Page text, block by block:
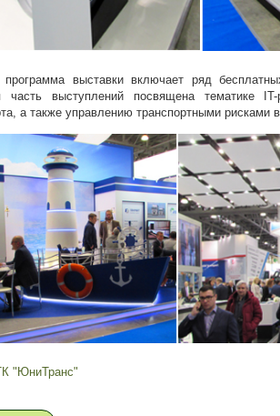
программа выставки включает ряд
часть выступлений посвящена тематике
а также управлению транспортными рисками в
"ЮниТранс"